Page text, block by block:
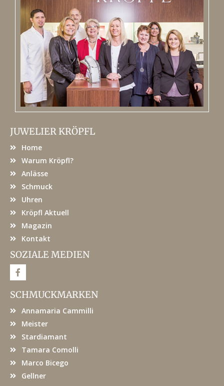
JUWELIER KRÖPFL
Home
Warum Kröpfl?
Anlässe
Schmuck
Uhren
Kröpfl Aktuell
Magazin
Kontakt
SOZIALE MEDIEN
F
a
e
b
o
SCHMUCKMARKEN
Annamaria Cammilli
Meister
Stardiamant
Tamara Comolli
Marco Bicego
Gellner